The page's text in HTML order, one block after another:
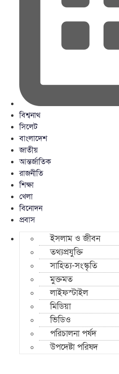
বিশ্বনাথ
সিলেট
বাংলাদেশ
জাতীয়
আন্তর্জাতিক
রাজনীতি
শিক্ষা
খেলা
বিনোদন
প্রবাস
ইসলাম ও জীবন
তথ্যপ্রযুক্তি
সাহিত্য-সংস্কৃতি
মুক্তমত
লাইফস্টাইল
মিডিয়া
ভিডিও
পরিচালনা পর্ষদ
উপদেষ্টা পরিষদ